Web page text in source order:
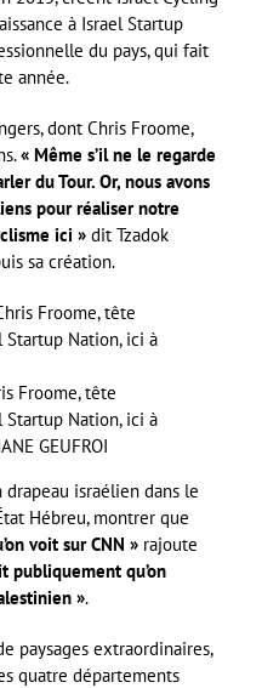
à Israel Startup
du pays, qui fait
année.
dont Chris Froome,
« Même s’il ne le regarde
du Tour. Or, nous avons
pour réaliser notre
ici » dit Tzadok
sa création.
Froome, tête
Startup Nation, ici à
GEUFROI
israélien dans le
Hébreu, montrer que
voit sur CNN » rajoute
publiquement qu’on
».
paysages extraordinaires,
quatre départements